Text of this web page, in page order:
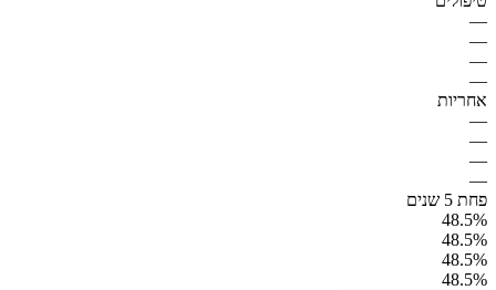
—
—
—
—
אחריות
—
—
—
—
פחת 5 שנים
48.5%
48.5%
48.5%
48.5%